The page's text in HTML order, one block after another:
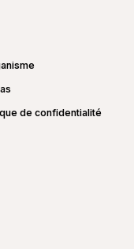
de confidentialité